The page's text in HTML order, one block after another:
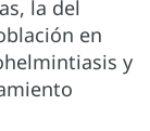
la del
en
y